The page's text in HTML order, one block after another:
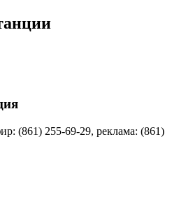
(861) 255-69-29, реклама: (861)